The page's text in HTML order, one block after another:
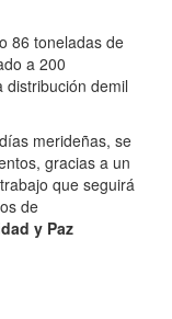
86 toneladas de
a 200
demil
merideñas, se
gracias a un
que seguirá
de
y Paz